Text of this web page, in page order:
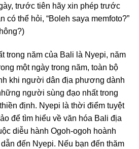
trước tiên hãy xin phép trước
có thể hỏi, “Boleh saya memfoto?”
trong năm của Bali là Nyepi, năm
một ngày trong năm, toàn bộ
khi người dân địa phương dành
người sùng đạo nhất trong
định. Nyepi là thời điểm tuyệt
để tìm hiểu về văn hóa Bali địa
diễu hành Ogoh-ogoh hoành
đến Nyepi. Nếu bạn đến thăm